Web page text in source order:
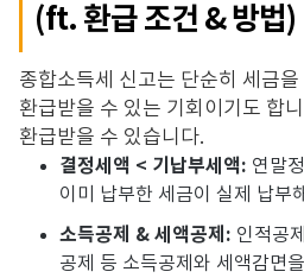
(ft. 환급 조건 & 방법)
종합소득세 신고는 단순히 세금
환급받을 수 있는 기회이기도 합
환급받을 수 있습니다.
결정세액 < 기납부세액: 연말
이미 납부한 세금이 실제 납부
소득공제 & 세액공제: 인적공
공제 등 소득공제와 세액감면